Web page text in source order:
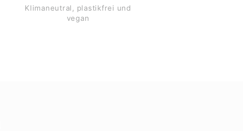
Klimaneutral, plastikfrei und
vegan